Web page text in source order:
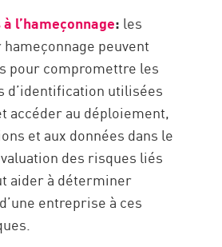
l’hameçonnage: les
peuvent
pour compromettre les
d’identification utilisées
accéder au déploiement,
et aux données dans le
des risques liés
aider à déterminer
entreprise à ces